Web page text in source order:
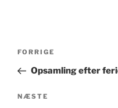
Indlægsnavigation
Forrige
indlæg
FORRIGE
Opsamling efter
Næste
NÆSTE